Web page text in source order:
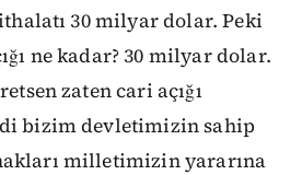
30 milyar dolar. Peki
ne kadar? 30 milyar dolar.
zaten cari açığı
bizim devletimizin sahip
milletimizin yararına